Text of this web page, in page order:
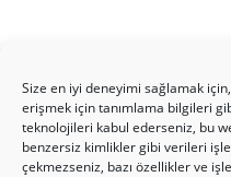
Size en iyi deneyimi sağlamak
erişmek için tanımlama bilgileri
teknolojileri kabul ederseniz, bu
benzersiz kimlikler gibi verileri
çekmezseniz, bazı özellikler ve
HAKKIMIZDA